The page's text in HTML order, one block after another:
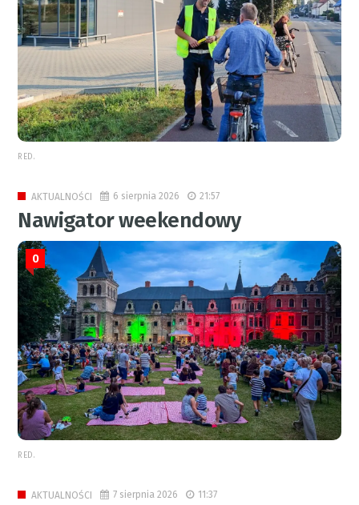
RED.
AKTUALNOŚCI 6 sierpnia 2026 21:57
Nawigator weekendowy
0
RED.
AKTUALNOŚCI 7 sierpnia 2026 11:37